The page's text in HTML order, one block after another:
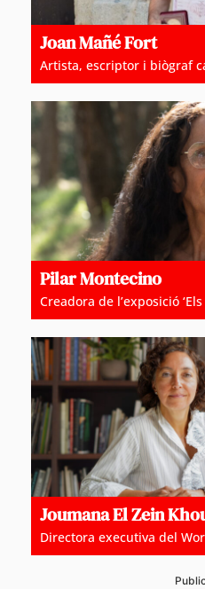
Joan Mañé Fort
Artista, escriptor i biògraf
Pilar Montecino
Creadora de l’exposició
Joumana El Zein
Directora executiva del